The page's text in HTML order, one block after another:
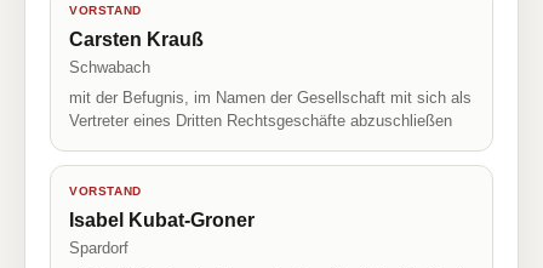
VORSTAND
Carsten Krauß
Schwabach
mit der Befugnis, im Namen der Gesellschaft mit sich als
Vertreter eines Dritten Rechtsgeschäfte abzuschließen
VORSTAND
Isabel Kubat-Groner
Spardorf